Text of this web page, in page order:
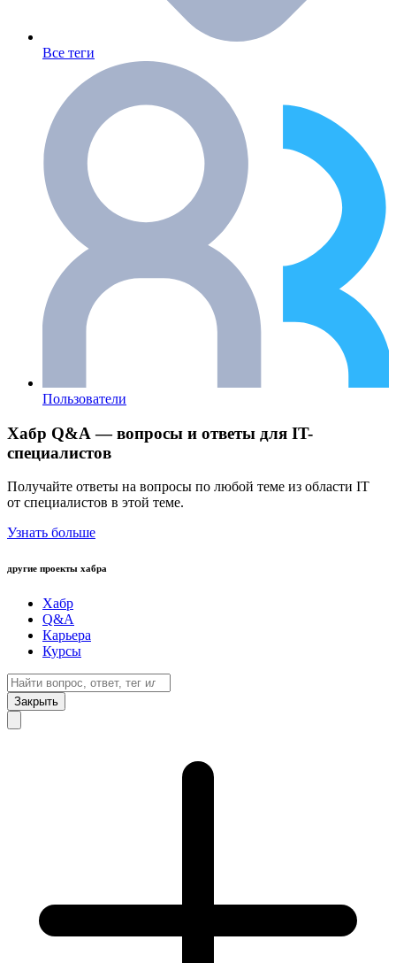
Все теги
Пользователи
Хабр Q&A — вопросы и ответы для IT-
специалистов
Получайте ответы на вопросы по любой теме из области IT
от специалистов в этой теме.
Узнать больше
другие проекты хабра
Хабр
Q&A
Карьера
Курсы
Закрыть